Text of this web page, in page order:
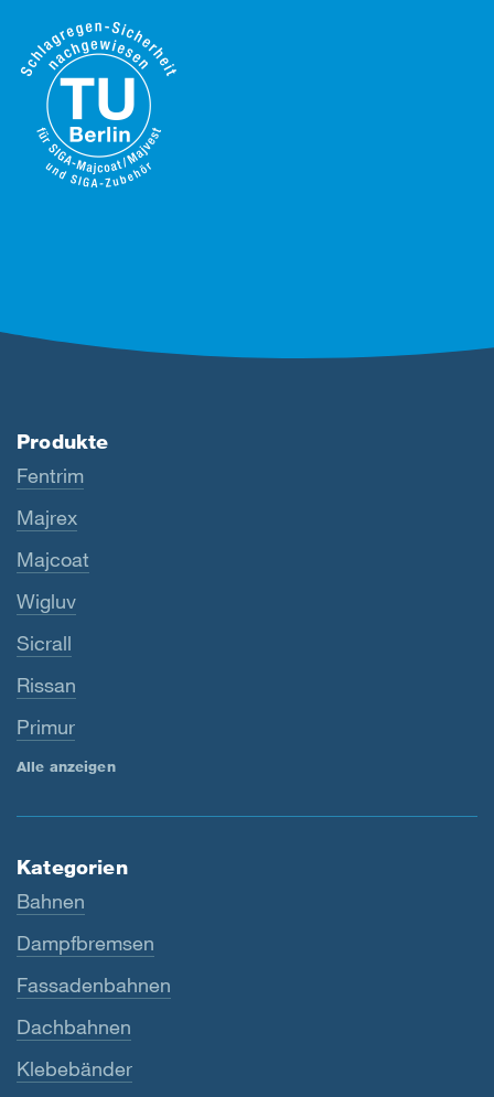
Produkte
Fentrim
Majrex
Majcoat
Wigluv
Sicrall
Rissan
Primur
Alle anzeigen
Kategorien
Bahnen
Dampfbremsen
Fassadenbahnen
Dachbahnen
Klebebänder